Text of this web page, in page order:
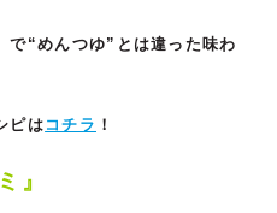
で“めんつゆ”とは違った味わ
ピは コチラ ！
』